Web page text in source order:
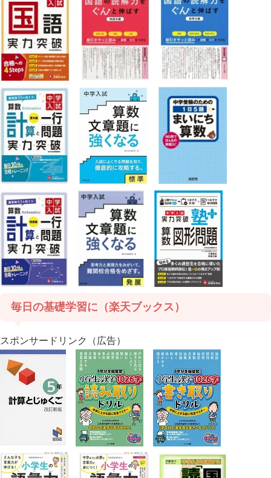
毎日の基礎学習に（楽天ブックス）
スポンサードリンク（広告）